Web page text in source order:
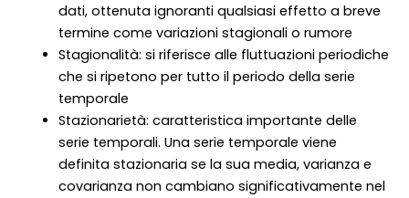
dati, ottenuta ignoranti qualsiasi effetto a breve
termine come variazioni stagionali o rumore
Stagionalità: si riferisce alle fluttuazioni periodiche
che si ripetono per tutto il periodo della serie
temporale
Stazionarietà: caratteristica importante delle
serie temporali. Una serie temporale viene
definita stazionaria se la sua media, varianza e
covarianza non cambiano significativamente nel